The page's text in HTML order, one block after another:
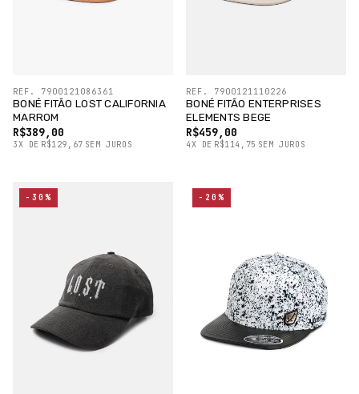
BONÉ FITÃO LOST CALIFORNIA
MARROM
R$389,00
3X DE R$129,67 SEM JUROS
REF. 7900121086361
BONÉ FITÃO ENTERPRISES
ELEMENTS BEGE
R$459,00
4X DE R$114,75 SEM JUROS
REF. 7900121110226
-30% -20%